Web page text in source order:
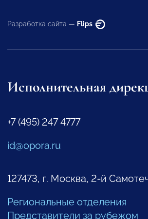
Разработка сайта — Flips
Исполнительная
+7 (495) 247 4777
id@opora.ru
127473, г. Москва, 2-й
Региональные отделения
Представители за рубежом